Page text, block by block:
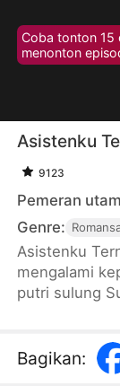
Coba tonton 15
menonton
Asistenku
9123
Pemeran
Genre:
Asistenku
mengalami
putri sulung
menyebabkan
Bagikan: